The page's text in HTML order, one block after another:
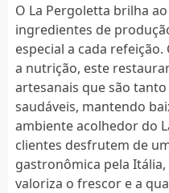
O La Pergoletta brilha
ingredientes de
especial a cada
a nutrição, este
artesanais que são
saudáveis, mantendo
ambiente acolhedor do
clientes desfrutem de
gastronômica pela
valoriza o frescor e a